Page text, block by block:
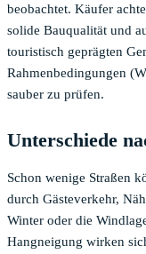
beobachtet. Käufer
solide Bauqualität und
touristisch geprägten
Rahmenbedingungen
sauber zu prüfen.
Unterschiede
Schon wenige Straßen
durch Gästeverkehr,
Winter oder die
Hangneigung wirken